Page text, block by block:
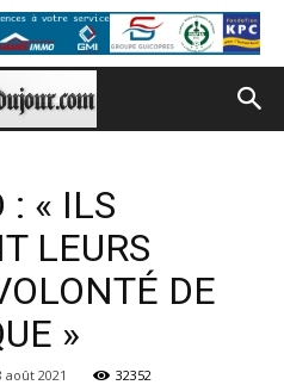
: « ILS
LEURS
DE
»
août 2021 32352